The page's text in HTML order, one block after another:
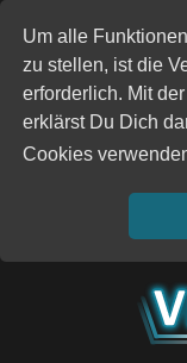
Um alle
zu stellen, ist die
erforderlich. Mit
erklärst Du Dich
Cookies